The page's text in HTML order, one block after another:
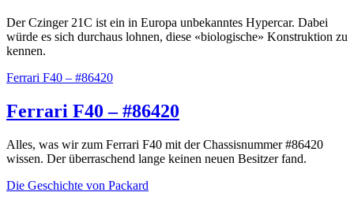
Der Czinger 21C ist ein in Europa unbekanntes Hypercar. Dabei
würde es sich durchaus lohnen, diese «biologische» Konstruktion zu
kennen.
Ferrari F40 – #86420
Ferrari F40 – #86420
Alles, was wir zum Ferrari F40 mit der Chassisnummer #86420
wissen. Der überraschend lange keinen neuen Besitzer fand.
Die Geschichte von Packard